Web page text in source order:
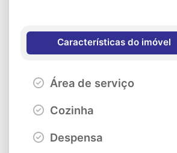
Características do imóvel
Área de serviço
Cozinha
Despensa